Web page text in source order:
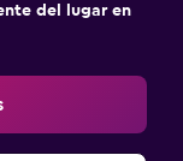
del lugar en